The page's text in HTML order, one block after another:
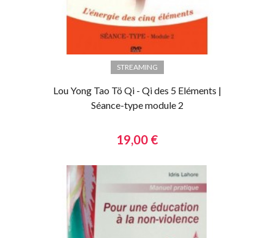
STREAMING
Lou Yong Tao Tö Qi - Qi des 5 Eléments |
Séance-type module 2
19,00 €